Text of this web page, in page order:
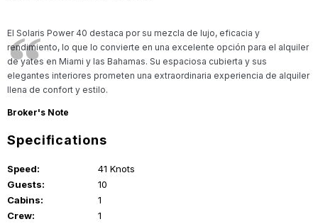
El Solaris Power 40 destaca por su mezcla de lujo, eficacia y
rendimiento, lo que lo convierte en una excelente opción para el alquiler
de yates en Miami y las Bahamas. Su espaciosa cubierta y sus
elegantes interiores prometen una extraordinaria experiencia de alquiler
llena de confort y estilo.
Broker's Note
Specifications
Speed:
41 Knots
Guests:
10
Cabins:
1
Crew:
1